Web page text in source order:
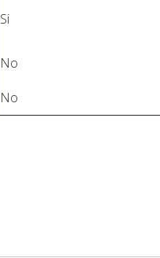
Si
No
No